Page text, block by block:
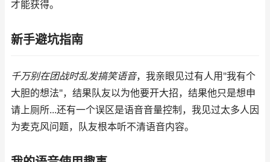
才能获得。
新手避坑指南
千万别在团战时乱发搞笑语音，我亲眼见过有人用"我有个
大胆的想法"，结果队友以为他要开大招，结果他只是想申
请上厕所...还有一个误区是语音音量控制，我见过太多人因
为麦克风问题，队友根本听不清语音内容。